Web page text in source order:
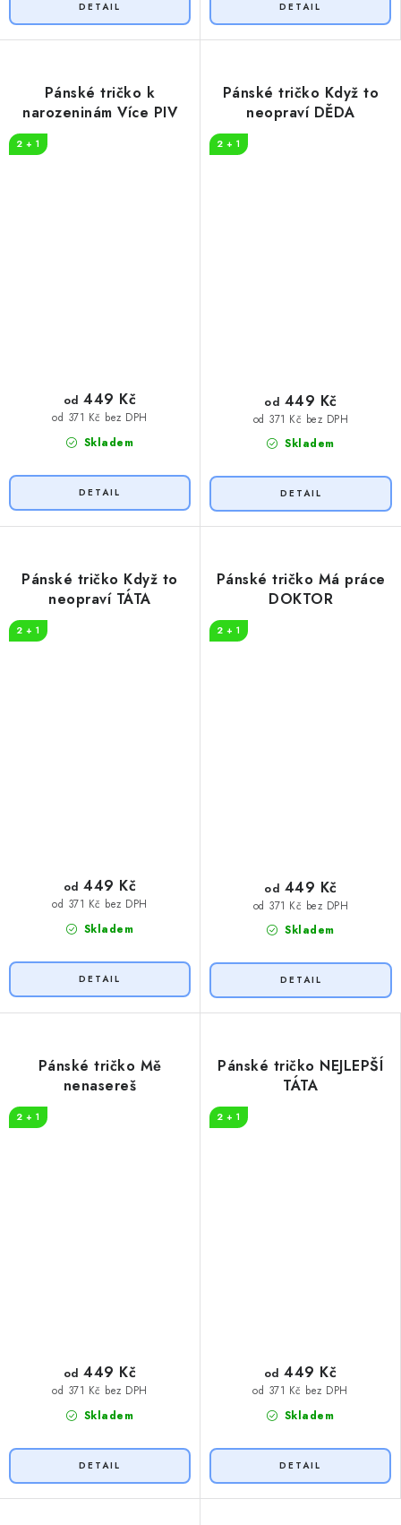
Pánské tričko k
narozeninám Více PIV
2 + 1
Skladem
od 371 Kč bez DPH
od 449 Kč
Pánské tričko Když to
neopraví DĚDA
2 + 1
Skladem
od 371 Kč bez DPH
od 449 Kč
Pánské tričko Když to
neopraví TÁTA
2 + 1
Skladem
od 371 Kč bez DPH
od 449 Kč
Pánské tričko Má práce
DOKTOR
2 + 1
Skladem
od 371 Kč bez DPH
od 449 Kč
Pánské tričko Mě
nenasereš
2 + 1
Skladem
od 371 Kč bez DPH
od 449 Kč
Pánské tričko NEJLEPŠÍ
TÁTA
2 + 1
Skladem
od 371 Kč bez DPH
od 449 Kč